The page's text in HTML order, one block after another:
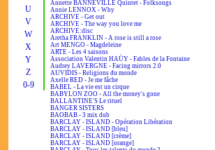
U
V
W
X
Y
Z
0-9
Annette BANNEVILLE Quintet - Folksongs
Annie LENNOX - Why
ARCHIVE - Get out
ARCHIVE - The way you love me
ARCHIVE:disc
Aretha FRANKLIN - A rose is still a rose
Art MENGO - Magdeleine
ARTE - Les 4 saisons
Association Valentin HAÜY - Fables de la Fontaine
Audrey LAVERGNE - Facing mirrors 2.0
AUVIDIS - Religions du monde
Axelle RED - Je me fâche
BABEL - La vie est un cirque
BABYLON ZOO - All the money's gone
BALLANTINE'S Le rituel
BANGER SISTERS
BAOBAB - 3 mix dub
BARCLAY - ISLAND - Opération Libération
BARCLAY - ISLAND [bleu]
BARCLAY - ISLAND [crème]
BARCLAY - ISLAND [orange]